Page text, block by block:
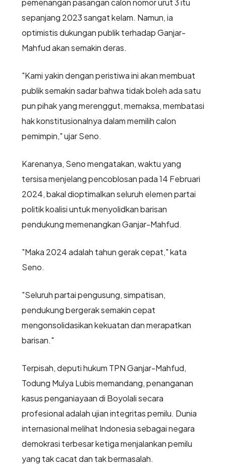
pemenangan pasangan calon nomor urut 3 itu
sepanjang 2023 sangat kelam. Namun, ia
optimistis dukungan publik terhadap Ganjar-
Mahfud akan semakin deras.
"Kami yakin dengan peristiwa ini akan membuat
publik semakin sadar bahwa tidak boleh ada satu
pun pihak yang merenggut, memaksa, membatasi
hak konstitusionalnya dalam memilih calon
pemimpin," ujar Seno.
Karenanya, Seno mengatakan, waktu yang
tersisa menjelang pencoblosan pada 14 Februari
2024, bakal dioptimalkan seluruh elemen partai
politik koalisi untuk menyolidkan barisan
pendukung memenangkan Ganjar-Mahfud.
"Maka 2024 adalah tahun gerak cepat," kata
Seno.
"Seluruh partai pengusung, simpatisan,
pendukung bergerak semakin cepat
mengonsolidasikan kekuatan dan merapatkan
barisan."
Terpisah, deputi hukum TPN Ganjar-Mahfud,
Todung Mulya Lubis memandang, penanganan
kasus penganiayaan di Boyolali secara
profesional adalah ujian integritas pemilu. Dunia
internasional melihat Indonesia sebagai negara
demokrasi terbesar ketiga menjalankan pemilu
yang tak cacat dan tak bermasalah.